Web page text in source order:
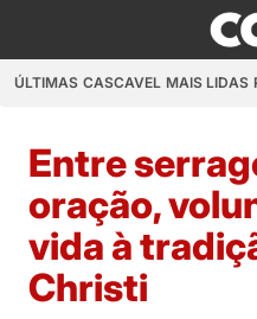
ÚLTIMAS CASCAVEL MAIS LIDAS
Entre
oração,
vida à
Christi